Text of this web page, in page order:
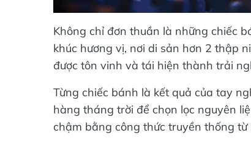
Không chỉ đơn thuần là những chiếc
khúc hương vị, nơi di sản hơn 2 thập
được tôn vinh và tái hiện thành trải
Từng chiếc bánh là kết quả của tay
hàng tháng trời để chọn lọc nguyên
chậm bằng công thức truyền thống